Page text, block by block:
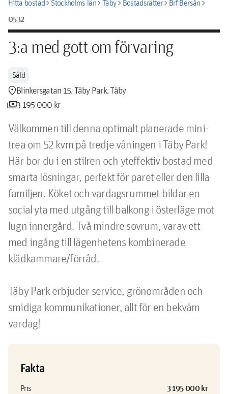
Hitta bostadchevron_rightStockholms länchevron_rightTäbychevron_rightBostadsrätterchevron_rightBrf Bersånchevron_right
0532
3:a med gott om förvaring
Såld
location_pinBlinkersgatan 15, Täby Park, Täby
payments3 195 000 kr
Välkommen till denna optimalt planerade mini-
trea om 52 kvm på tredje våningen i Täby Park!
Här bor du i en stilren och yteffektiv bostad med
smarta lösningar, perfekt för paret eller den lilla
familjen. Köket och vardagsrummet bildar en
social yta med utgång till balkong i österläge mot
lugn innergård. Två mindre sovrum, varav ett
med ingång till lägenhetens kombinerade
klädkammare/förråd.
Täby Park erbjuder service, grönområden och
smidiga kommunikationer, allt för en bekväm
vardag!
Fakta
Pris 3 195 000 kr